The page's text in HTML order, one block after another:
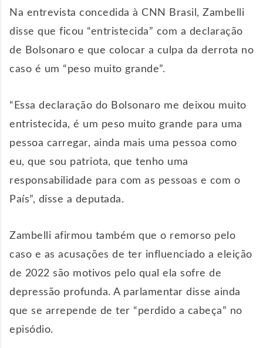
Na entrevista concedida à CNN Brasil, Zambelli
disse que ficou “entristecida” com a declaração
de Bolsonaro e que colocar a culpa da derrota no
caso é um “peso muito grande”.
“Essa declaração do Bolsonaro me deixou muito
entristecida, é um peso muito grande para uma
pessoa carregar, ainda mais uma pessoa como
eu, que sou patriota, que tenho uma
responsabilidade para com as pessoas e com o
País”, disse a deputada.
Zambelli afirmou também que o remorso pelo
caso e as acusações de ter influenciado a eleição
de 2022 são motivos pelo qual ela sofre de
depressão profunda. A parlamentar disse ainda
que se arrepende de ter “perdido a cabeça” no
episódio.